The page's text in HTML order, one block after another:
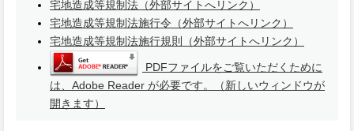
宅地造成等規制法（外部サイトへリンク）
宅地造成等規制法施行令（外部サイトへリンク）
宅地造成等規制法施行規則（外部サイトへリンク）
PDFファイルをご覧いただくために
は、Adobe Reader が必要です。（新しいウィンドウが
開きます）